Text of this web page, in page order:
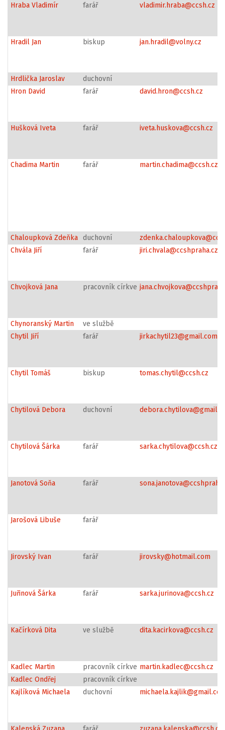
Hraba Vladimír farář vladimir.hraba@ccsh.cz
Hradil Jan biskup jan.hradil@volny.cz
Hrdlička Jaroslav
duchovní
Hron David
farář david.hron@ccsh.cz
Hušková Iveta farář iveta.huskova@ccsh.cz
Chadima Martin farář martin.chadima@ccsh.cz
Chaloupková Zdeňka duchovní
Chvála Jiří
farář jiri.chvala@ccshpraha.cz
Chvojková Jana pracovník církve
Chynoranský Martin
ve službě
Chytil Jiří
farář jirkachytil23@gmail.com
Chytil Tomáš biskup tomas.chytil@ccsh.cz
Chytilová Debora duchovní
Chytilová Šárka farář sarka.chytilova@ccsh.cz
Janotová Soňa farář
Jarošová Libuše farář
Jirovský Ivan farář jirovsky@hotmail.com
Juřinová Šárka farář sarka.jurinova@ccsh.cz
Kačírková Dita ve službě dita.kacirkova@ccsh.cz
Kadlec Martin pracovník církve martin.kadlec@ccsh.cz
Kadlec Ondřej
pracovník církve
Kajlíková Michaela
duchovní